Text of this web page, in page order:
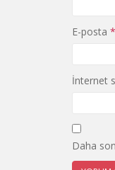
E-posta *
İnternet
Daha